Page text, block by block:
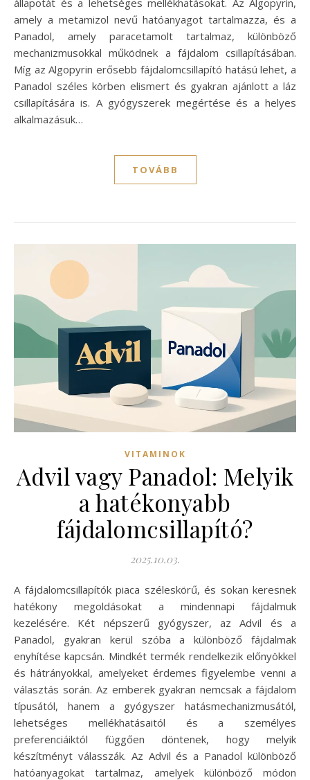
amely a metamizol nevű hatóanyagot tartalmazza, és a
Panadol, amely paracetamolt tartalmaz, különböző
mechanizmusokkal működnek a fájdalom csillapításában.
Míg az Algopyrin erősebb fájdalomcsillapító hatású lehet, a
Panadol széles körben elismert és gyakran ajánlott a láz
csillapítására is. A gyógyszerek megértése és a helyes
alkalmazásuk…
TOVÁBB
VITAMINOK
Advil vagy Panadol: Melyik
a hatékonyabb
fájdalomcsillapító?
2025.10.03.
A fájdalomcsillapítók piaca széleskörű, és sokan keresnek
hatékony megoldásokat a mindennapi fájdalmuk
kezelésére. Két népszerű gyógyszer, az Advil és a
Panadol, gyakran kerül szóba a különböző fájdalmak
enyhítése kapcsán. Mindkét termék rendelkezik előnyökkel
és hátrányokkal, amelyeket érdemes figyelembe venni a
választás során. Az emberek gyakran nemcsak a fájdalom
típusától, hanem a gyógyszer hatásmechanizmusától,
lehetséges mellékhatásaitól és a személyes
preferenciáiktól függően döntenek, hogy melyik
készítményt válasszák. Az Advil és a Panadol különböző
hatóanyagokat tartalmaz, amelyek különböző módon